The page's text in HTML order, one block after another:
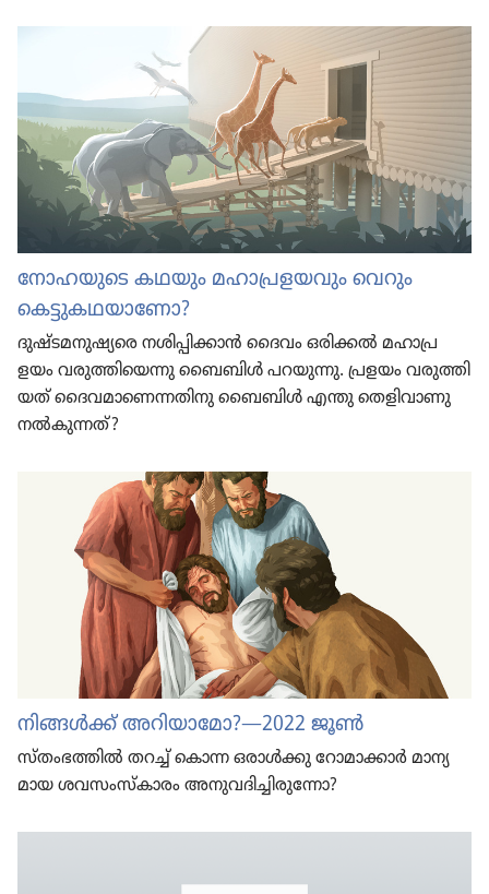
നോഹ​യു​ടെ കഥയും മഹാ​പ്ര​ള​യ​വും വെറും
കെട്ടുകഥയാണോ?
ദുഷ്ടമ​നു​ഷ്യ​രെ നശിപ്പി​ക്കാൻ ദൈവം ഒരിക്കൽ മഹാ​പ്ര​
ളയം വരുത്തി​യെന്നു ബൈബിൾ പറയുന്നു. പ്രളയം വരുത്തി​
യത്‌ ദൈവ​മാ​ണെ​ന്ന​തി​നു ബൈബിൾ എന്തു തെളി​വാ​ണു
നൽകു​ന്നത്‌?
നിങ്ങൾക്ക്‌ അറിയാ​മോ?—2022 ജൂൺ
സ്‌തം​ഭ​ത്തിൽ തറച്ച്‌ കൊന്ന ഒരാൾക്കു റോമാ​ക്കാർ മാന്യ​
മായ ശവസം​സ്‌കാ​രം അനുവ​ദി​ച്ചി​രു​ന്നോ?